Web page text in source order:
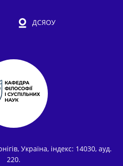
ДСЯОУ
Україна, індекс: 14030, ауд.
220.